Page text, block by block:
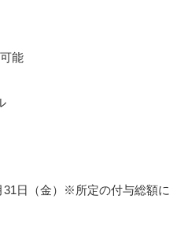
能
31日（金）※所定の付与総額に